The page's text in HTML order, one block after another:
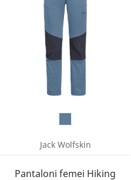
Jack Wolfskin
Pantaloni femei Hiking